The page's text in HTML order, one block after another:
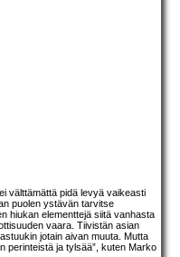
välttämättä pidä levyä vaikeasti
puolen ystävän tarvitse
hiukan elementtejä siitä vanhasta
vaara. Tiivistän asian
jotain aivan muuta. Mutta
perinteistä ja tylsää”, kuten Marko